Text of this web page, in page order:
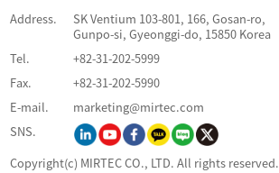
Address.
SK Ventium 103-801, 166, Gosan-ro,
Gunpo-si, Gyeonggi-do, 15850 Korea
Tel.
+82-31-202-5999
Fax.
+82-31-202-5990
E-mail.
marketing@mirtec.com
SNS.
Copyright(c) MIRTEC CO., LTD. All rights reserved.